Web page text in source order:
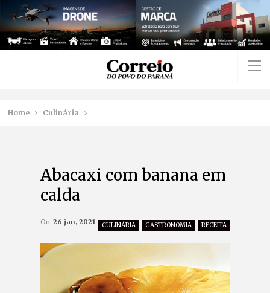
Home Culinária
Abacaxi com banana em
calda
CULINÁRIA GASTRONOMIA RECEITA
On 26 jan, 2021